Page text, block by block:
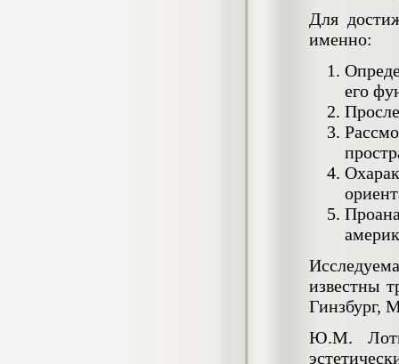
Для
именно:
его
известны
Гинзбург,
Ю.М.